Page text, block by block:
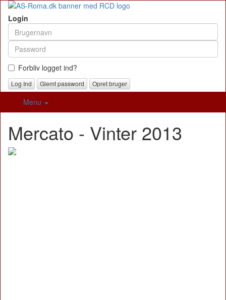
Login
Forbliv logget ind?
Glemt password Opret bruger
Menu
Mercato - Vinter 2013